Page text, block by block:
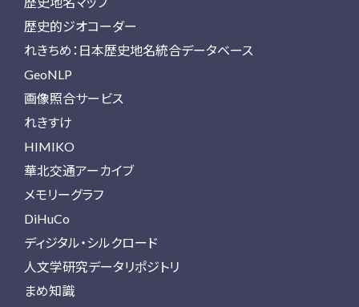
歴史的ジオコーダー
れきちめ：日本歴史地名統合データベース
GeoNLP
画像照合サービス
れきすけ
HIMIKO
華北交通アーカイブ
メモリーグラフ
DiHuCo
ディジタル・シルクロード
人文学研究データリポジトリ
まめ知識